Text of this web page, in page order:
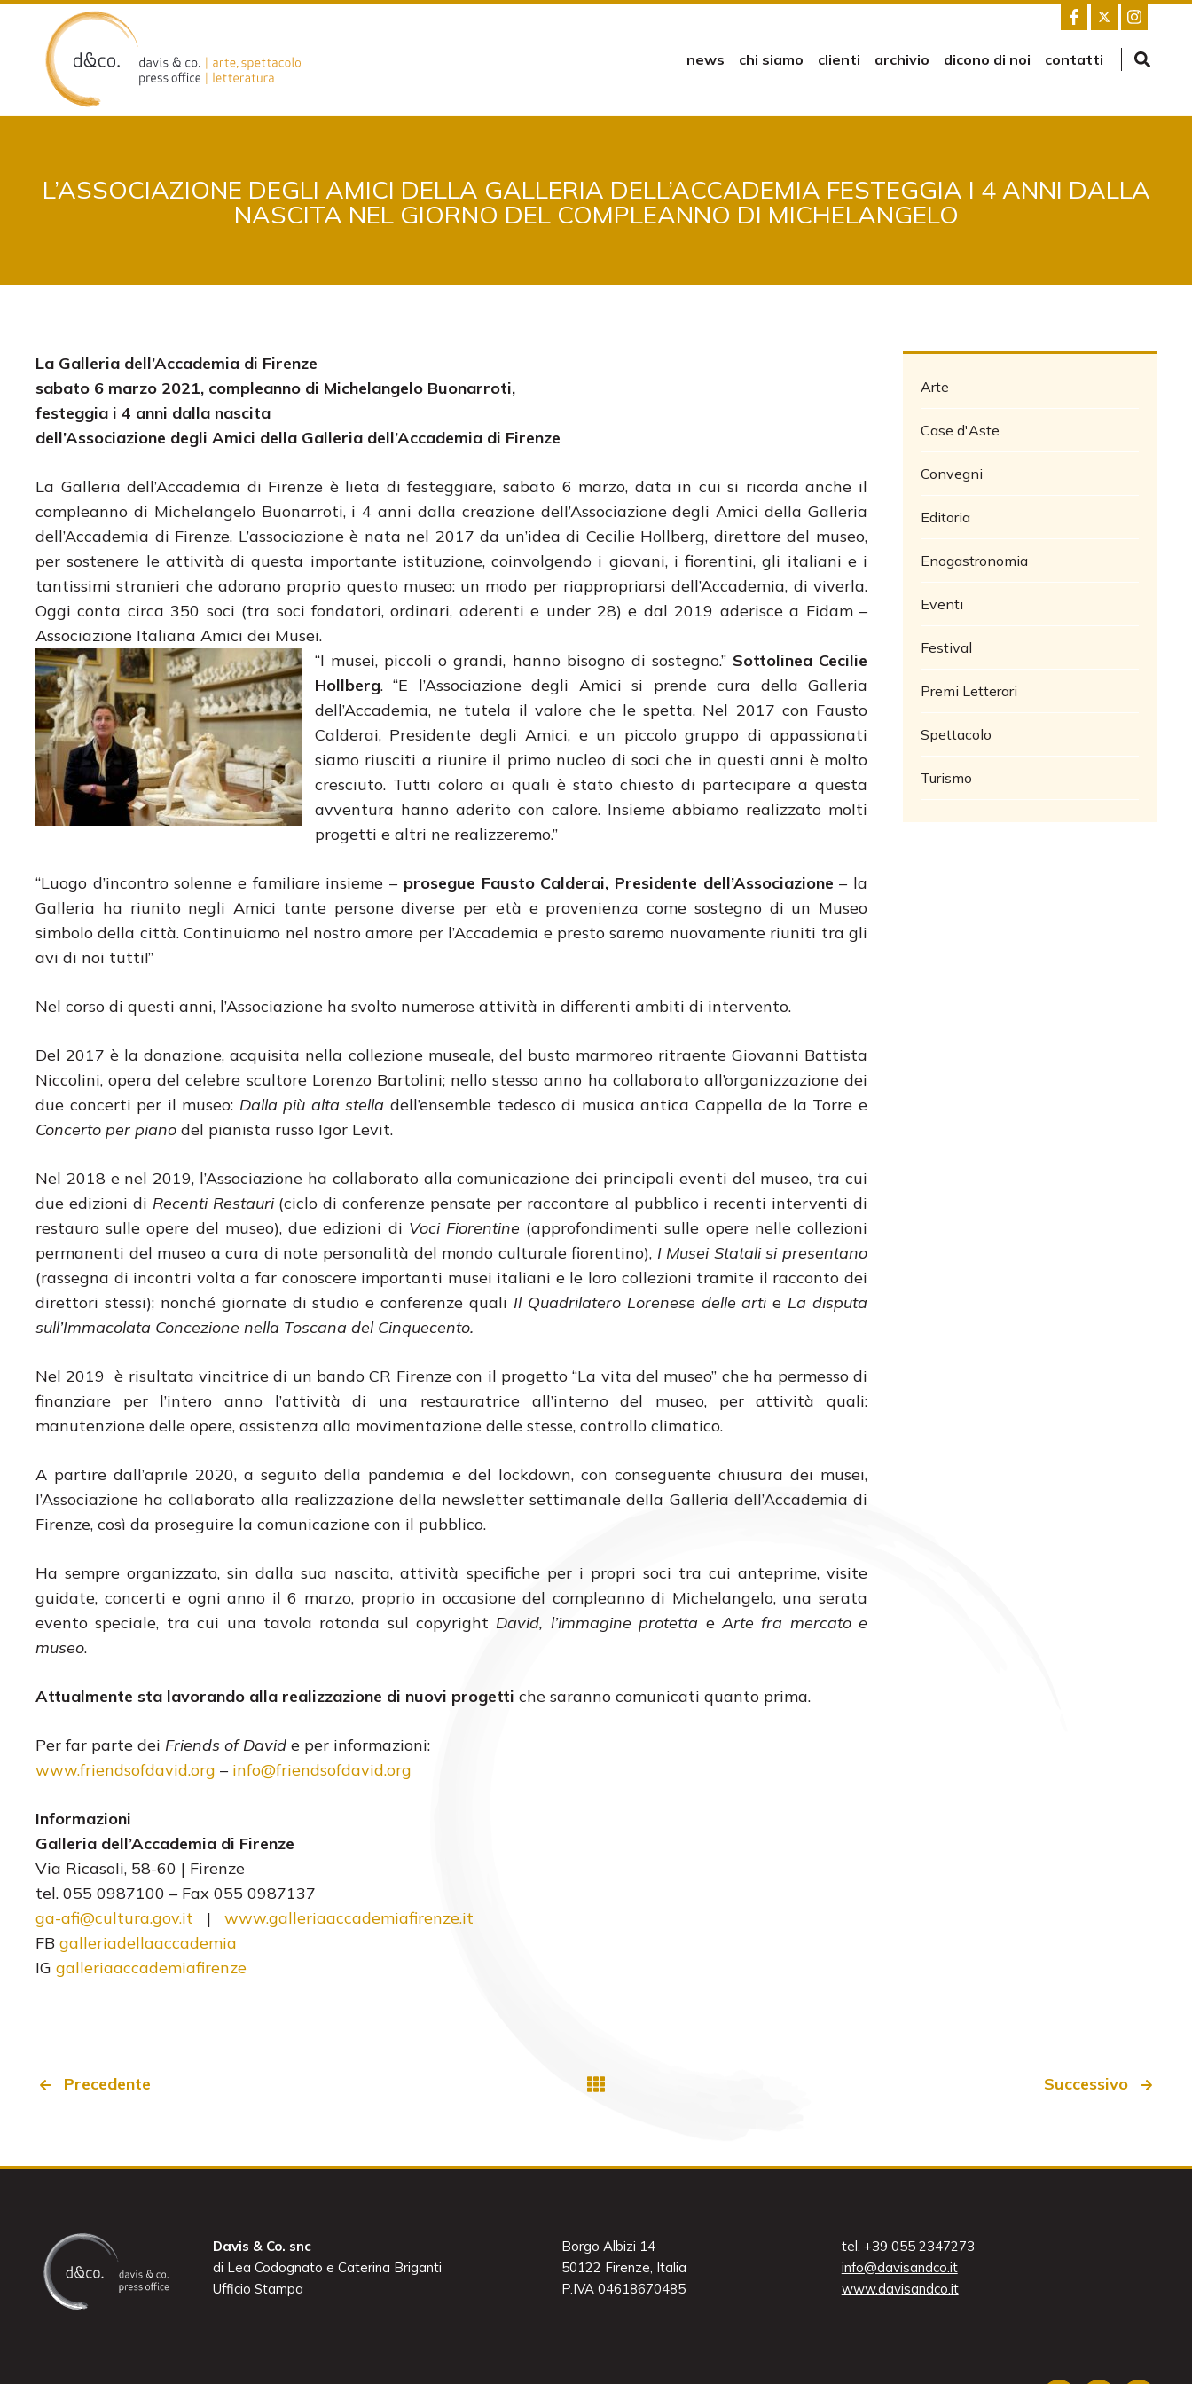
content
news chi siamo clienti archivio dicono di noi contatti
L’ASSOCIAZIONE DEGLI AMICI DELLA GALLERIA DELL’ACCADEMIA FESTEGGIA I 4 ANNI DALLA
NASCITA NEL GIORNO DEL COMPLEANNO DI MICHELANGELO
La Galleria dell’Accademia di Firenze
sabato 6 marzo 2021, compleanno di Michelangelo Buonarroti,
festeggia i 4 anni dalla nascita
dell’Associazione degli Amici della Galleria dell’Accademia di Firenze
La Galleria dell’Accademia di Firenze è lieta di festeggiare, sabato 6 marzo, data in cui si ricorda anche il
compleanno di Michelangelo Buonarroti, i 4 anni dalla creazione dell’Associazione degli Amici della Galleria
dell’Accademia di Firenze. L’associazione è nata nel 2017 da un’idea di Cecilie Hollberg, direttore del museo,
per sostenere le attività di questa importante istituzione, coinvolgendo i giovani, i fiorentini, gli italiani e i
tantissimi stranieri che adorano proprio questo museo: un modo per riappropriarsi dell’Accademia, di viverla.
Oggi conta circa 350 soci (tra soci fondatori, ordinari, aderenti e under 28) e dal 2019 aderisce a Fidam –
Associazione Italiana Amici dei Musei.
“I musei, piccoli o grandi, hanno bisogno di sostegno.” Sottolinea Cecilie
Hollberg. “E l’Associazione degli Amici si prende cura della Galleria
dell’Accademia, ne tutela il valore che le spetta. Nel 2017 con Fausto
Calderai, Presidente degli Amici, e un piccolo gruppo di appassionati
siamo riusciti a riunire il primo nucleo di soci che in questi anni è molto
cresciuto. Tutti coloro ai quali è stato chiesto di partecipare a questa
avventura hanno aderito con calore. Insieme abbiamo realizzato molti
progetti e altri ne realizzeremo.”
“Luogo d’incontro solenne e familiare insieme – prosegue Fausto Calderai, Presidente dell’Associazione – la
Galleria ha riunito negli Amici tante persone diverse per età e provenienza come sostegno di un Museo
simbolo della città. Continuiamo nel nostro amore per l’Accademia e presto saremo nuovamente riuniti tra gli
avi di noi tutti!”
Nel corso di questi anni, l’Associazione ha svolto numerose attività in differenti ambiti di intervento.
Del 2017 è la donazione, acquisita nella collezione museale, del busto marmoreo ritraente Giovanni Battista
Niccolini, opera del celebre scultore Lorenzo Bartolini; nello stesso anno ha collaborato all’organizzazione dei
due concerti per il museo: Dalla più alta stella dell’ensemble tedesco di musica antica Cappella de la Torre e
Concerto per piano del pianista russo Igor Levit.
Nel 2018 e nel 2019, l’Associazione ha collaborato alla comunicazione dei principali eventi del museo, tra cui
due edizioni di Recenti Restauri(ciclo di conferenze pensate per raccontare al pubblico i recenti interventi di
restauro sulle opere del museo), due edizioni di Voci Fiorentine (approfondimenti sulle opere nelle collezioni
permanenti del museo a cura di note personalità del mondo culturale fiorentino), I Musei Statali si presentano
(rassegna di incontri volta a far conoscere importanti musei italiani e le loro collezioni tramite il racconto dei
direttori stessi); nonché giornate di studio e conferenze quali Il Quadrilatero Lorenese delle artie La disputa
sull’Immacolata Concezione nella Toscana del Cinquecento.
Nel 2019 è risultata vincitrice di un bando CR Firenze con il progetto “La vita del museo” che ha permesso di
finanziare per l’intero anno l’attività di una restauratrice all’interno del museo, per attività quali:
manutenzione delle opere, assistenza alla movimentazione delle stesse, controllo climatico.
A partire dall’aprile 2020, a seguito della pandemia e del lockdown, con conseguente chiusura dei musei,
l’Associazione ha collaborato alla realizzazione della newsletter settimanale della Galleria dell’Accademia di
Firenze, così da proseguire la comunicazione con il pubblico.
Ha sempre organizzato, sin dalla sua nascita, attività specifiche per i propri soci tra cui anteprime, visite
guidate, concerti e ogni anno il 6 marzo, proprio in occasione del compleanno di Michelangelo, una serata
evento speciale, tra cui una tavola rotonda sul copyright David, l’immagine protetta eArte fra mercato e
museo.
Attualmente sta lavorando alla realizzazione di nuovi progetti che saranno comunicati quanto prima.
Per far parte dei Friends of David e per informazioni:
www.friendsofdavid.org – info@friendsofdavid.org
Informazioni
Galleria dell’Accademia di Firenze
Via Ricasoli, 58-60 | Firenze
tel. 055 0987100 – Fax 055 0987137
ga-afi@cultura.gov.it | www.galleriaaccademiafirenze.it
FB galleriadellaaccademia
IG galleriaaccademiafirenze
Arte
Case d'Aste
Convegni
Editoria
Enogastronomia
Eventi
Festival
Premi Letterari
Spettacolo
Turismo
Precedente Successivo
Davis & Co. snc
di Lea Codognato e Caterina Briganti
Ufficio Stampa
Borgo Albizi 14
50122 Firenze, Italia
P.IVA 04618670485
tel. +39 055 2347273
info@davisandco.it
www.davisandco.it